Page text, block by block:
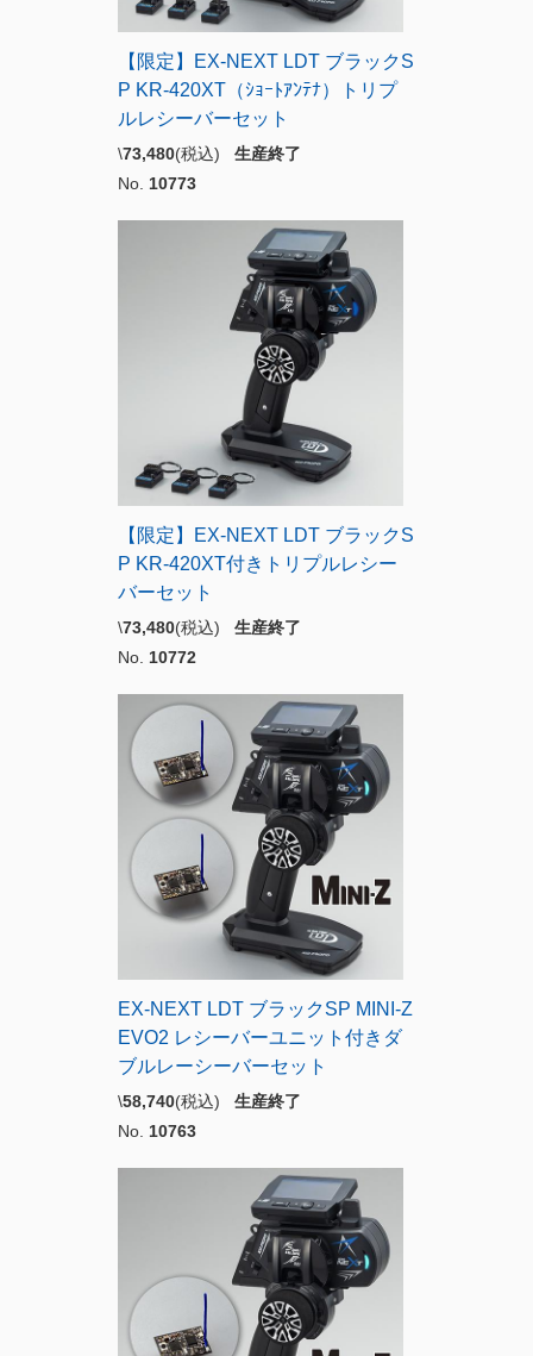
【限定】EX-NEXT LDT ブラックS
P KR-420XT（ｼｮｰﾄｱﾝﾃﾅ）トリプ
ルレシーバーセット
\73,480(税込) 生産終了
No. 10773
【限定】EX-NEXT LDT ブラックS
P KR-420XT付きトリプルレシー
バーセット
\73,480(税込) 生産終了
No. 10772
EX-NEXT LDT ブラックSP MINI-Z
EVO2 レシーバーユニット付きダ
ブルレーシーバーセット
\58,740(税込) 生産終了
No. 10763